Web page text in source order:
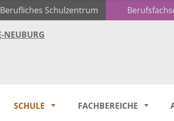
Berufliches Schulzentrum
SCHULE FACHBEREICHE